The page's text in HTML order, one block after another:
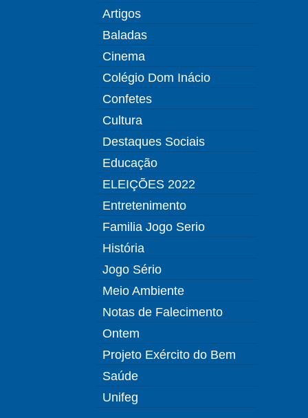
Artigos
Baladas
Cinema
Colégio Dom Inácio
Confetes
Cultura
Destaques Sociais
Educação
ELEIÇÕES 2022
Entretenimento
Familia Jogo Serio
História
Jogo Sério
Meio Ambiente
Notas de Falecimento
Ontem
Projeto Exército do Bem
Saúde
Unifeg